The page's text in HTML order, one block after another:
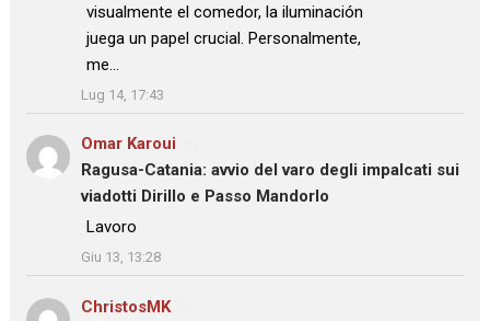
visualmente el comedor, la iluminación
juega un papel crucial. Personalmente,
me…
”
Lug 14, 17:43
Omar Karoui
Ragusa-Catania: avvio del varo degli impalcati sui
viadotti Dirillo e Passo Mandorlo
: “Lavoro
”
Giu 13, 13:28
ChristosMKsu